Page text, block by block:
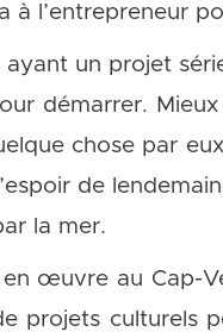
l’entrepreneur
un projet
démarrer.
chose par
de
la mer.
œuvre au Cap-
projets culturels